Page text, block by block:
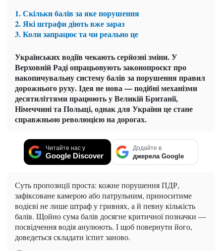
1. Скільки балів за яке порушення
2. Які штрафи діють вже зараз
3. Коли запрацює та чи реально це
Українських водіїв чекають серйозні зміни. У
Верховній Раді опрацьовують законопроєкт про
накопичувальну систему балів за порушення правил
дорожнього руху. Ідея не нова — подібні механізми
десятиліттями працюють у Великій Британії,
Німеччині та Польщі, однак для України це стане
справжньою революцією на дорогах.
Читайте нас у
Google Discover
Додайте в
джерела Google
Суть пропозиції проста: кожне порушення ПДР,
зафіксоване камерою або патрульним, приноситиме
водієві не лише штраф у гривнях, а й певну кількість
балів. Щойно сума балів досягне критичної позначки —
посвідчення водія анулюють. І щоб повернути його,
доведеться складати іспит заново.